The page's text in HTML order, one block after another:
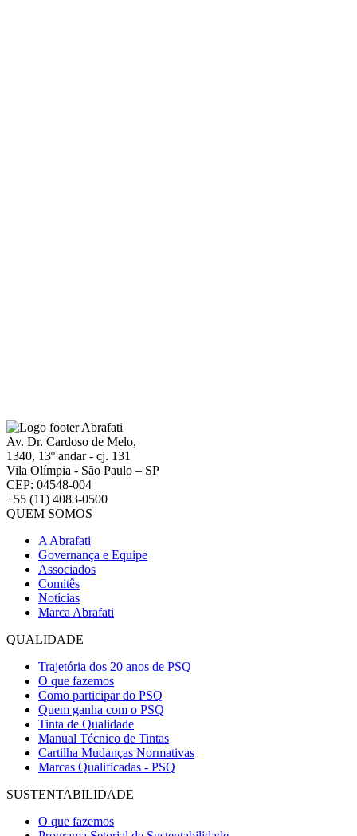
Av. Dr. Cardoso de Melo,
1340, 13º andar - cj. 131
Vila Olímpia - São Paulo – SP
CEP: 04548-004
+55 (11) 4083-0500
QUEM SOMOS
A Abrafati
Governança e Equipe
Associados
Comitês
Notícias
Marca Abrafati
QUALIDADE
Trajetória dos 20 anos de PSQ
O que fazemos
Como participar do PSQ
Quem ganha com o PSQ
Tinta de Qualidade
Manual Técnico de Tintas
Cartilha Mudanças Normativas
Marcas Qualificadas - PSQ
SUSTENTABILIDADE
O que fazemos